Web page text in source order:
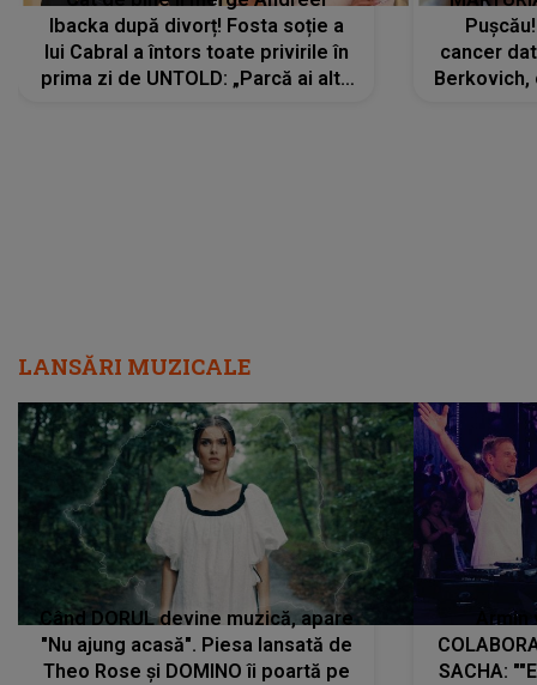
Ibacka după divorț! Fosta soție a
lui Cabral a întors toate privirile în
prima zi de UNTOLD: „Parcă ai altă
cancer
Berkovich,
LANSĂRI MUZICALE
Când DORUL devine muzică, apare
"Nu ajung acasă". Piesa lansată de
Theo Rose și DOMINO îi poartă pe
SACHA: